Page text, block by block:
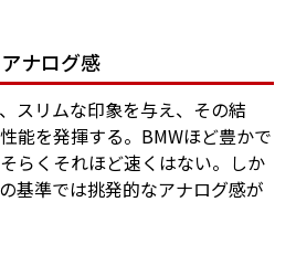
ナログ感
スリムな印象を与え、その結
能を発揮する。BMWほど豊かで
らくそれほど速くはない。しか
基準では挑発的なアナログ感が